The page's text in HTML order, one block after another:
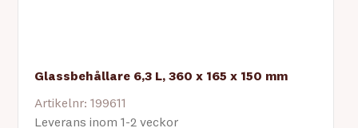
Glassbehållare 6,3 L, 360 x 165 x 150 mm
Artikelnr: 199611
Leverans inom 1-2 veckor